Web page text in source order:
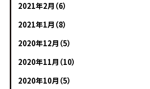
2021年2月（6）
2021年1月（8）
2020年12月（5）
2020年11月（10）
2020年10月（5）